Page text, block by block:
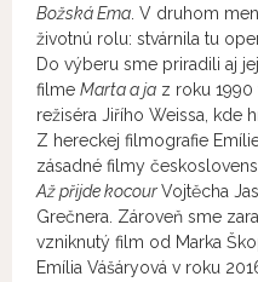
Božská Ema . V druhom
životnú rolu: stvárnila tu
Do výberu sme priradili aj
filme Marta a ja z roku
režiséra Jiřího Weissa, kde
Z hereckej filmografie
zásadné filmy
Až přijde kocourVojtěcha
Grečnera. Zároveň sme
vzniknutý film od Marka
Emília Vášáryová v roku